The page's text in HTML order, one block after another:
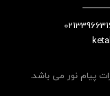
پیام نور می باشد.